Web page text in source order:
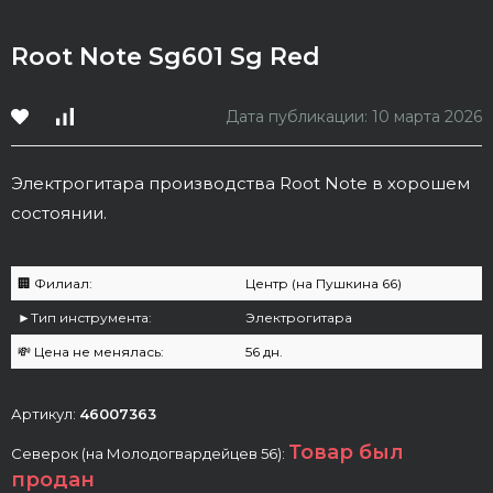
Root Note Sg601 Sg Red
Дата публикации: 10 марта 2026
Электрогитара производства Root Note в хорошем
состоянии.
🏢 Филиал: Центр (на Пушкина 66)
►Тип инструмента: Электрогитара
💸 Цена не менялась: 56 дн.
Артикул: 46007363
Северок (на Молодогвардейцев 56): Товар был
продан